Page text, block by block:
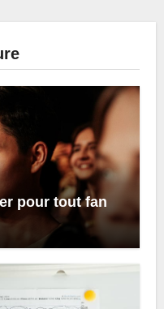
pour tout fan